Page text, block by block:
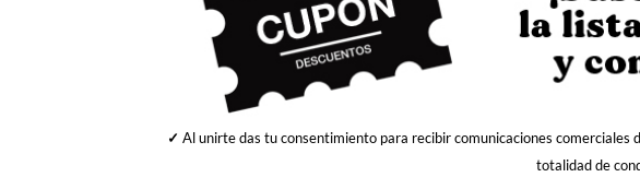
✓ Al unirte das tu consentimiento para recibir comunicaciones
totalidad de